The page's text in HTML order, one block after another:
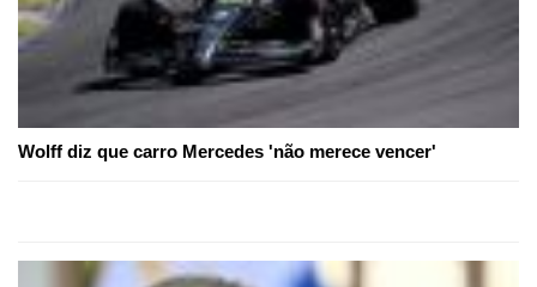
Wolff diz que carro Mercedes 'não merece vencer'